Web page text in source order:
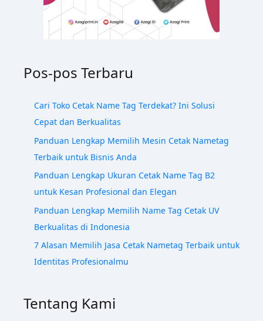
Pos-pos Terbaru
Cari Toko Cetak Name Tag Terdekat? Ini Solusi
Cepat dan Berkualitas
Panduan Lengkap Memilih Mesin Cetak Nametag
Terbaik untuk Bisnis Anda
Panduan Lengkap Ukuran Cetak Name Tag B2
untuk Kesan Profesional dan Elegan
Panduan Lengkap Memilih Name Tag Cetak UV
Berkualitas di Indonesia
7 Alasan Memilih Jasa Cetak Nametag Terbaik untuk
Identitas Profesionalmu
Tentang Kami